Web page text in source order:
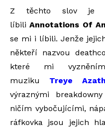
Z těchto slov je
líbiliAnnotations Of
se mi i líbili. Jenže
někteří nazvou
které mi
muziku Treye
výraznými
ničím vybočujícími,
ráfkovka jsou jejich